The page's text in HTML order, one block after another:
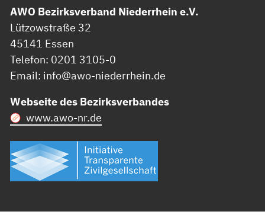
AWO Bezirksverband Niederrhein e.V.
Lützowstraße 32
45141 Essen
Telefon: 0201 3105-0
Email: info@awo-niederrhein.de
Webseite des Bezirksverbandes
www.awo-nr.de